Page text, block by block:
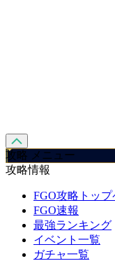
攻略 メニュー
攻略情報
FGO攻略トップ
FGO速報
最強ランキング
イベント一覧
ガチャ一覧